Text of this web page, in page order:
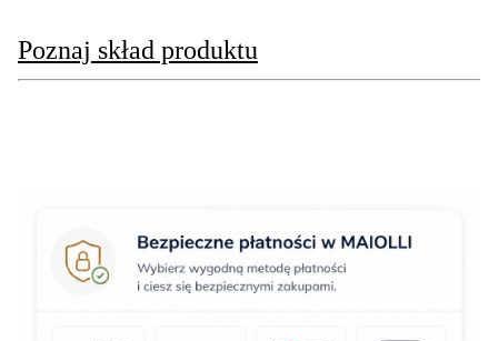
Poznaj skład produktu